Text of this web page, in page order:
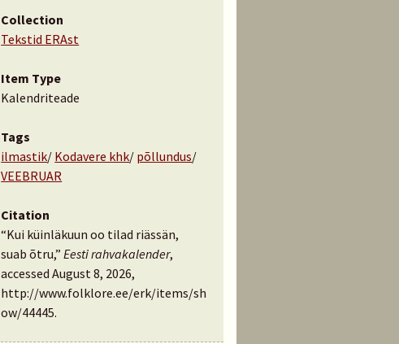
Collection
Tekstid ERAst
Item Type
Kalendriteade
Tags
ilmastik/ Kodavere khk/ põllundus/
VEEBRUAR
Citation
“Kui küinläkuun oo tilad riässän,
suab õtru,”Eesti rahvakalender,
accessed August 8, 2026,
http://www.folklore.ee/erk/items/sh
ow/44445.